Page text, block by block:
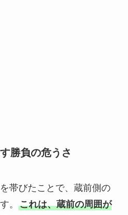
勝負の危うさ
帯びたことで、蔵前側の
。 これは、蔵前の周囲が